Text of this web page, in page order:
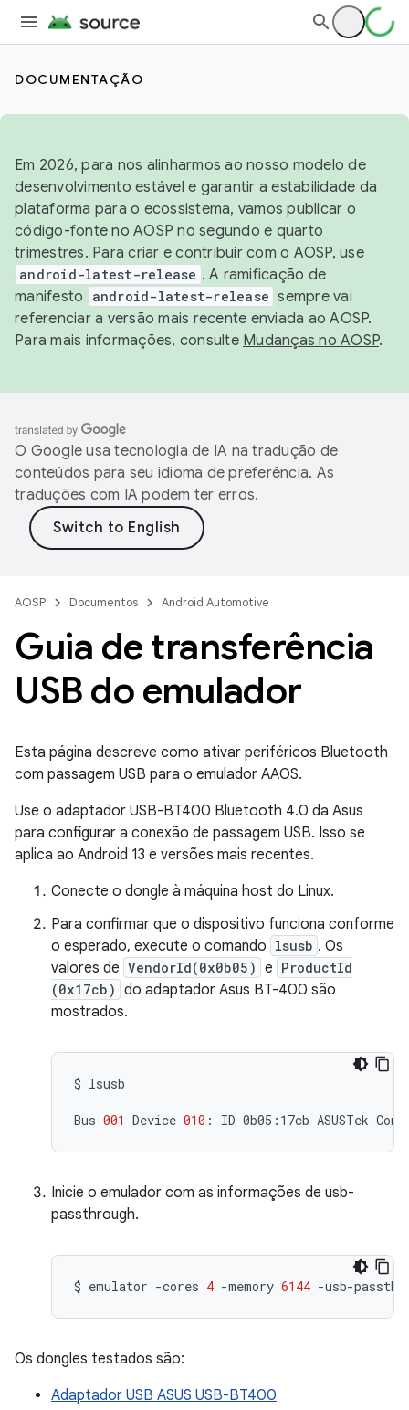
DOCUMENTAÇÃO
Em 2026, para nos alinharmos ao nosso modelo de
desenvolvimento estável e garantir a estabilidade da
plataforma para o ecossistema, vamos publicar o
código-fonte no AOSP no segundo e quarto
trimestres. Para criar e contribuir com o AOSP, use
android-latest-release . A ramificação de
manifesto
android-latest-release sempre vai
referenciar a versão mais recente enviada ao AOSP.
Para mais informações, consulte Mudanças no AOSP.
O Google usa tecnologia de IA na tradução de
conteúdos para seu idioma de preferência. As
traduções com IA podem ter erros.
AOSP Documentos Android Automotive
Guia de transferência
USB do emulador
Esta página descreve como ativar periféricos Bluetooth
com passagem USB para o emulador AAOS.
Use o adaptador USB-BT400 Bluetooth 4.0 da Asus
para configurar a conexão de passagem USB. Isso se
aplica ao Android 13 e versões mais recentes.
Conecte o dongle à máquina host do Linux.
Para confirmar que o dispositivo funciona conforme
o esperado, execute o comando lsusb . Os
valores de VendorId(0x0b05) e ProductId
(0x17cb) do adaptador Asus BT-400 são
mostrados.
$ lsusb
Bus 001 Device 010 : ID 0b05:17cb ASUSTek
Inicie o emulador com as informações de usb-
passthrough.
$ emulator -cores 4 -memory 6144 -usb-
Os dongles testados são:
Adaptador USB ASUS USB-BT400